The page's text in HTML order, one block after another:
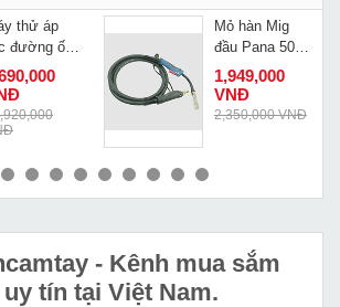
thử áp
đường ống
100
MUA NGAY
Mỏ hàn Mig
đầu Pana 500
5m
1,949,000
VNĐ
2,350,000 VNĐ
- Kênh mua sắm
tín tại Việt Nam.